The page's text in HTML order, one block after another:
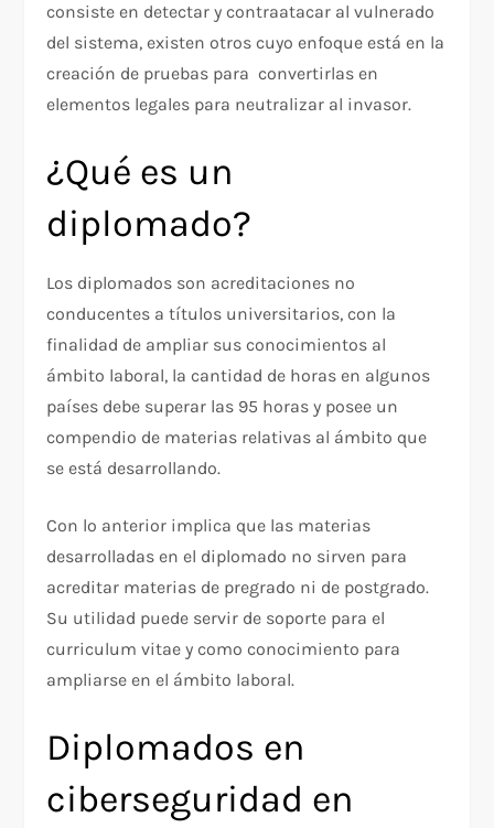
consiste en detectar y contraatacar al vulnerado
del sistema, existen otros cuyo enfoque está en la
creación de pruebas para convertirlas en
elementos legales para neutralizar al invasor.
¿Qué es un
diplomado?
Los diplomados son acreditaciones no
conducentes a títulos universitarios, con la
finalidad de ampliar sus conocimientos al
ámbito laboral, la cantidad de horas en algunos
países debe superar las 95 horas y posee un
compendio de materias relativas al ámbito que
se está desarrollando.
Con lo anterior implica que las materias
desarrolladas en el diplomado no sirven para
acreditar materias de pregrado ni de postgrado.
Su utilidad puede servir de soporte para el
curriculum vitae y como conocimiento para
ampliarse en el ámbito laboral.
Diplomados en
ciberseguridad en